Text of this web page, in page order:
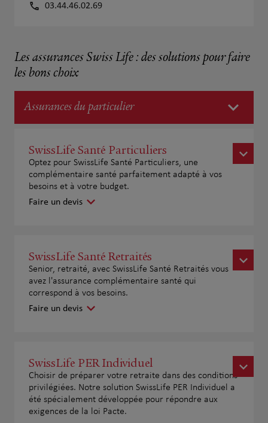
03.44.46.02.69
Les assurances Swiss Life : des solutions pour faire
les bons choix
Assurances du particulier
SwissLife Santé Particuliers
Optez pour SwissLife Santé Particuliers, une
complémentaire santé parfaitement adapté à vos
besoins et à votre budget.
Faire un devis
SwissLife Santé Retraités
Senior, retraité, avec SwissLife Santé Retraités vous
avez l'assurance complémentaire santé qui
correspond à vos besoins.
Faire un devis
SwissLife PER Individuel
Choisir de préparer votre retraite dans des conditions
privilégiées. Notre solution SwissLife PER Individuel a
été spécialement développée pour répondre aux
exigences de la loi Pacte.